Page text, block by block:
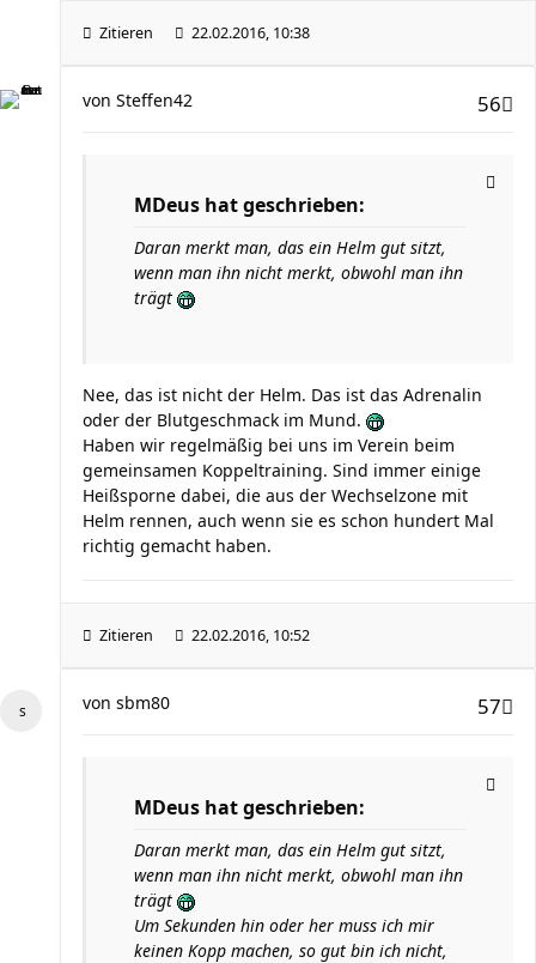
Zitieren 22.02.2016, 10:38
56
von Steffen42
MDeus hat geschrieben:
Daran merkt man, das ein Helm gut sitzt,
wenn man ihn nicht merkt, obwohl man ihn
trägt
Nee, das ist nicht der Helm. Das ist das Adrenalin
oder der Blutgeschmack im Mund.
Haben wir regelmäßig bei uns im Verein beim
gemeinsamen Koppeltraining. Sind immer einige
Heißsporne dabei, die aus der Wechselzone mit
Helm rennen, auch wenn sie es schon hundert Mal
richtig gemacht haben.
Zitieren 22.02.2016, 10:52
57
von sbm80
MDeus hat geschrieben:
Daran merkt man, das ein Helm gut sitzt,
wenn man ihn nicht merkt, obwohl man ihn
trägt
Um Sekunden hin oder her muss ich mir
keinen Kopp machen, so gut bin ich nicht,